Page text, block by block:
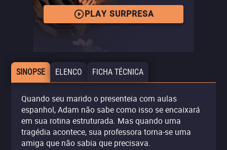
PLAY SURPRESA
SINOPSE ELENCO FICHA TÉCNICA
Quando seu marido o presenteia com aulas
espanhol, Adam não sabe como isso se encaixará
em sua rotina estruturada. Mas quando uma
tragédia acontece, sua professora torna-se uma
amiga que não sabia que precisava.